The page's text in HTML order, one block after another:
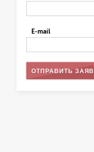
E-mail
ОТПРАВИТЬ